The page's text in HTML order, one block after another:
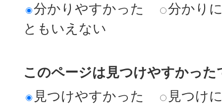
分かりやすかった
分かり
ともいえない
このページは見つけやすかった
見つけやすかった
見つけ